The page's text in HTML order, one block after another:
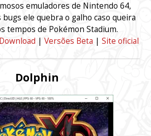
emuladores de Nintendo 64,
ele quebra o galho caso queira
tempos de Pokémon Stadium.
| Versões Beta | Site oficial
Dolphin